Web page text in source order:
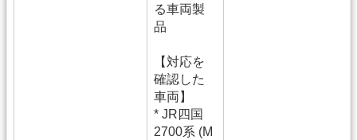
る車両製
品
【対応を
確認した
車両】
* JR四国
2700系 (M